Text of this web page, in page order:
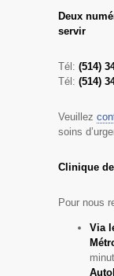
Deux
servir
Tél: (514)
Tél: (514)
Veuillez
soins
Clinique
Pour nous
Via